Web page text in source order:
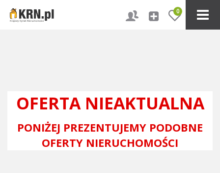
0
OFERTA NIEAKTUALNA
PONIŻEJ PREZENTUJEMY PODOBNE
OFERTY NIERUCHOMOŚCI